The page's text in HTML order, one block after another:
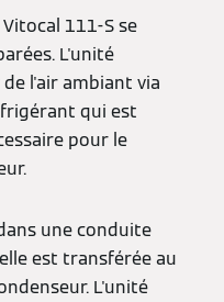
111-S se
L'unité
l'air ambiant via
qui est
pour le
une conduite
est transférée au
L'unité